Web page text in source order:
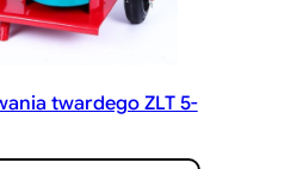
twardego ZLT 5-